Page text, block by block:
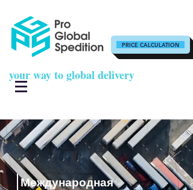
PRICE CALCULATION
your way to global delivery
Международная